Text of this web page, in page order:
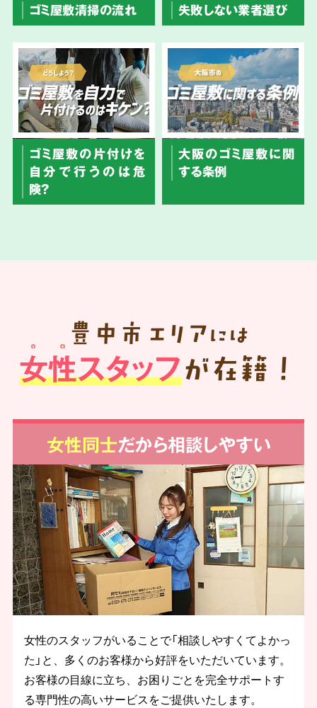
ゴミ屋敷清掃の流れ 失敗しない業者選び
ゴミ屋敷の片付けを
自分で行うのは危
険？
大阪のゴミ屋敷に関
する条例
豊中市 エリア には
女性スタッフが在籍！
女性同士だから相談しやすい
女性のスタッフがいることで「相談しやすくてよかっ
た」と、多くのお客様から好評をいただいています。
お客様の目線に立ち、お困りごとを完全サポートす
る専門性の高いサービスをご提供いたします。